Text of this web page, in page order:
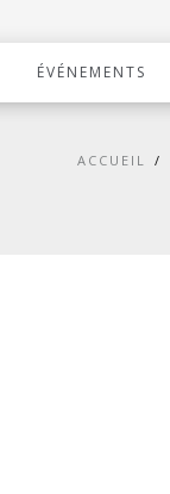
ÉVÉNEMENTS
ACCUEIL